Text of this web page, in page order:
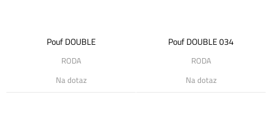
Pouf DOUBLE
RODA
Na dotaz
Pouf DOUBLE 034
RODA
Na dotaz